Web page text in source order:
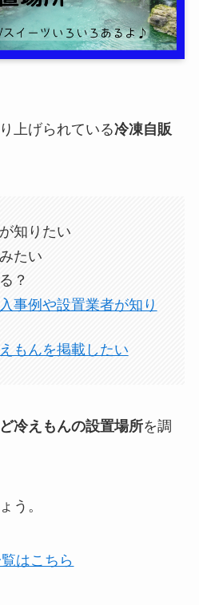
上げられている冷凍自販
知りたい
たい
？
事例や設置業者が知り
もんを掲載したい
冷えもんの設置場所を調
う。
はこちら